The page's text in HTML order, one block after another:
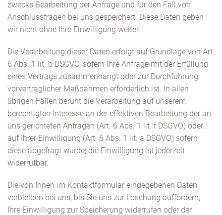
zwecks Bearbeitung der Anfrage und für den Fall von
Anschlussfragen bei uns gespeichert. Diese Daten geben
wir nicht ohne Ihre Einwilligung weiter.
Die Verarbeitung dieser Daten erfolgt auf Grundlage von Art.
6 Abs. 1 lit. b DSGVO, sofern Ihre Anfrage mit der Erfüllung
eines Vertrags zusammenhängt oder zur Durchführung
vorvertraglicher Maßnahmen erforderlich ist. In allen
übrigen Fällen beruht die Verarbeitung auf unserem
berechtigten Interesse an der effektiven Bearbeitung der an
uns gerichteten Anfragen (Art. 6 Abs. 1 lit. f DSGVO) oder
auf Ihrer Einwilligung (Art. 6 Abs. 1 lit. a DSGVO) sofern
diese abgefragt wurde; die Einwilligung ist jederzeit
widerrufbar.
Die von Ihnen im Kontaktformular eingegebenen Daten
verbleiben bei uns, bis Sie uns zur Löschung auffordern,
Ihre Einwilligung zur Speicherung widerrufen oder der